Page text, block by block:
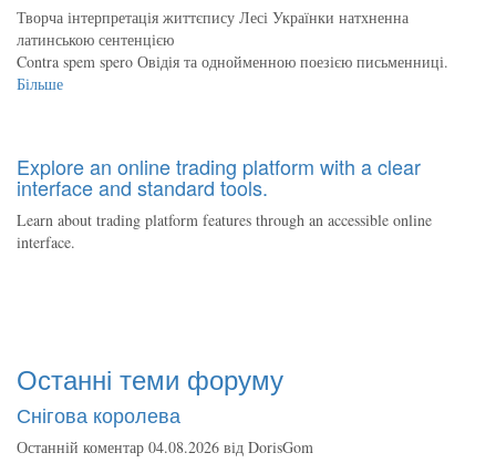
Творча інтерпретація життєпису Лесі Українки натхненна
латинською сентенцією
Contra spem spero Овідія та однойменною поезією письменниці.
Більше
Explore an online trading platform with a clear
interface and standard tools.
Learn about trading platform features through an accessible online
interface.
Останні теми форуму
Снігова королева
Останній коментар 04.08.2026 від DorisGom